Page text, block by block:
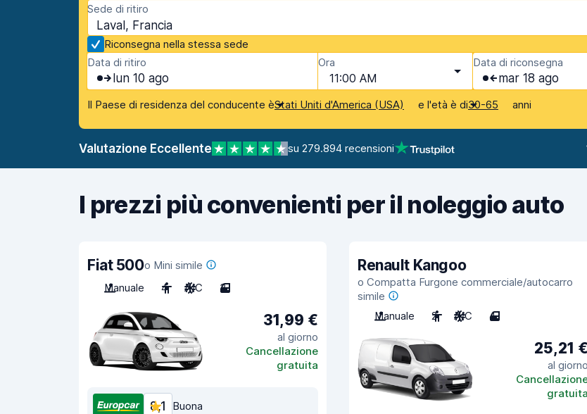
Sede di ritiro
Laval, Francia
Riconsegna nella stessa sede
Data di ritiro
lun 10 ago
Ora
11:00 AM
Data di riconsegna
mar 18 ago
Il Paese di residenza del conducente èStati Uniti d'America (USA) e l'età è di30-65 anni
Valutazione Eccellente su 279.894 recensioni
I prezzi più convenienti per il noleggio auto
Fiat 500o Mini simile
Manuale
4 A/C 3
31,99 €
al giorno
Cancellazione
gratuita
8,1 Buona
Renault Kangoo
o Compatta Furgone commerciale/autocarro
simile
Manuale
2 A/C 4
25,21 €
al giorno
gratuita